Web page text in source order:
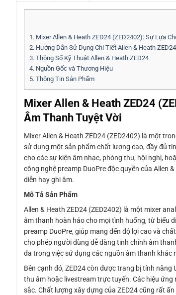
1. Mixer Allen & Heath ZED24 (ZED2402): Sự Lựa
2. Hướng Dẫn Sử Dụng Chi Tiết Allen & Heath ZED24
3. Thông Số Kỹ Thuật Allen & Heath ZED24
4. Nguồn Gốc và Thương Hiệu
5. Thông Tin Sản Phẩm
Mixer Allen & Heath ZED24
Âm Thanh Tuyệt Vời
Mixer Allen & Heath ZED24 (ZED2402) là một
sử dụng một sản phẩm chất lượng cao, đầy đủ
cho các sự kiện âm nhạc, phòng thu, hội nghị,
công nghệ preamp DuoPre độc quyền của Allen
diễn hay ghi âm.
Mô Tả Sản Phẩm
Allen & Heath ZED24 (ZED2402) là một mixer
âm thanh hoàn hảo cho mọi tình huống, từ biểu
preamp DuoPre, giúp mang đến độ lợi cao và
cho phép người dùng dễ dàng tinh chỉnh âm
đa trong việc sử dụng các nguồn âm thanh khác
Bên cạnh đó, ZED24 còn được trang bị tính
thu âm hoặc livestream trực tuyến. Các hiệu
sắc. Chất lượng xây dựng của ZED24 cũng rất